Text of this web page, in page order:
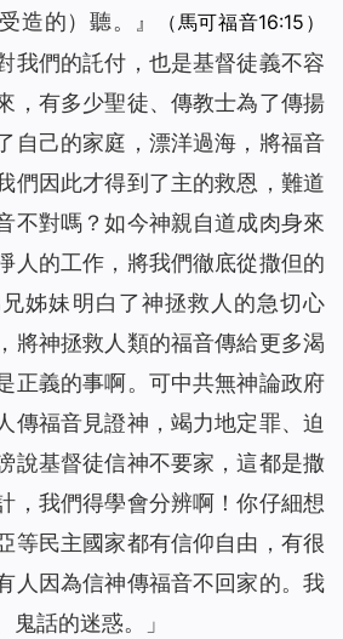
造的） 聽。 』 （馬可福音16:15）
我們的託付，也是基督徒義不容
，有多少聖徒、傳教士為了傳揚
自己的家庭，漂洋過海，將福音
們因此才得到了主的救恩，難道
不對嗎？如今神親自道成肉身來
人的工作，將我們徹底從撒但的
姊妹明白了神拯救人的急切心
將神拯救人類的福音傳給更多渴
正義的事啊。可中共無神論政府
傳福音見證神，竭力地定罪、迫
說基督徒信神不要家，這都是撒
，我們得學會分辨啊！你仔細想
等民主國家都有信仰自由，有很
人因為信神傳福音不回家的。我
鬼話的迷惑。」